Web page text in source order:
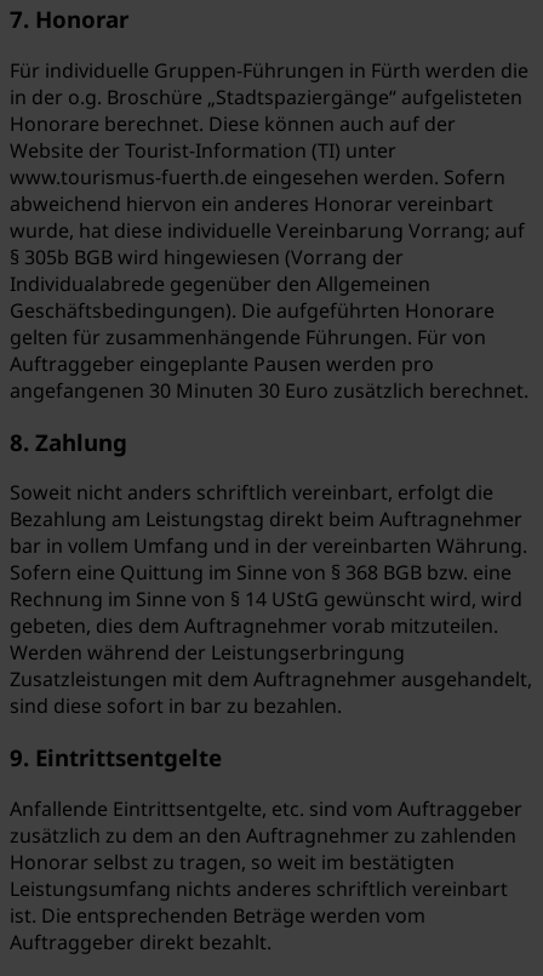
7. Honorar
Für individuelle Gruppen-Führungen in Fürth werden die
in der o.g. Broschüre „Stadtspaziergänge“ aufgelisteten
Honorare berechnet. Diese können auch auf der
Website der Tourist-Information (TI) unter
www.tourismus-fuerth.de eingesehen werden. Sofern
abweichend hiervon ein anderes Honorar vereinbart
wurde, hat diese individuelle Vereinbarung Vorrang; auf
§ 305b BGB wird hingewiesen (Vorrang der
Individualabrede gegenüber den Allgemeinen
Geschäftsbedingungen). Die aufgeführten Honorare
gelten für zusammenhängende Führungen. Für von
Auftraggeber eingeplante Pausen werden pro
angefangenen 30 Minuten 30 Euro zusätzlich berechnet.
8. Zahlung
Soweit nicht anders schriftlich vereinbart, erfolgt die
Bezahlung am Leistungstag direkt beim Auftragnehmer
bar in vollem Umfang und in der vereinbarten Währung.
Sofern eine Quittung im Sinne von § 368 BGB bzw. eine
Rechnung im Sinne von § 14 UStG gewünscht wird, wird
gebeten, dies dem Auftragnehmer vorab mitzuteilen.
Werden während der Leistungserbringung
Zusatzleistungen mit dem Auftragnehmer ausgehandelt,
sind diese sofort in bar zu bezahlen.
9. Eintrittsentgelte
Anfallende Eintrittsentgelte, etc. sind vom Auftraggeber
zusätzlich zu dem an den Auftragnehmer zu zahlenden
Honorar selbst zu tragen, so weit im bestätigten
Leistungsumfang nichts anderes schriftlich vereinbart
ist. Die entsprechenden Beträge werden vom
Auftraggeber direkt bezahlt.